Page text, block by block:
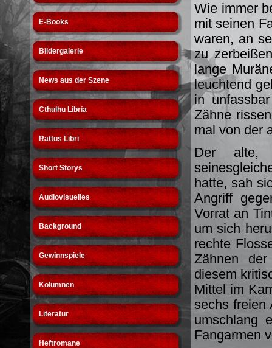
E-Books
Bildergalerie
News aus der Szene
Cthulhu Libria
Rattus Libri
Short Storys
Audiovisuelles
Background
Gewinnspiele
Kolumnen
Literatur
Heftromane
Wie immer
mit seinen
waren, an
zu
lange
leuchtend
in
Zähne
mal von der
Der alte,
hatte, sah
Angriff
Vorrat an
um sich
rechte
Zähnen
diesem
Mittel im
sechs freien
umschlang
Fangarmen